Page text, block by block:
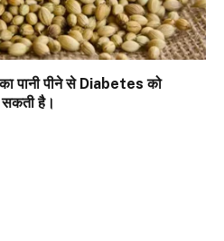
पानी पीने से Diabetes को
है।